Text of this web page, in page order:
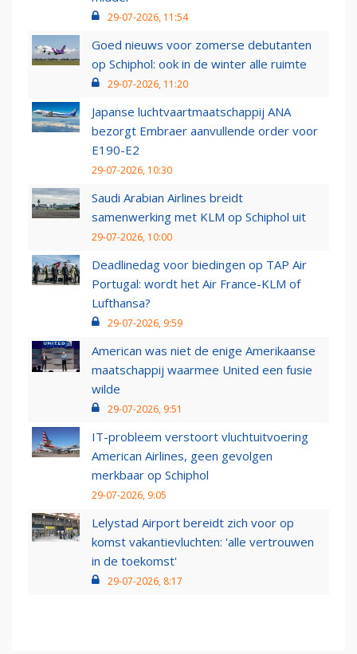
29-07-2026, 11:54
Goed nieuws voor zomerse debutanten
op Schiphol: ook in de winter alle ruimte
29-07-2026, 11:20
Japanse luchtvaartmaatschappij ANA
bezorgt Embraer aanvullende order voor
E190-E2
29-07-2026, 10:30
Saudi Arabian Airlines breidt
samenwerking met KLM op Schiphol uit
29-07-2026, 10:00
Deadlinedag voor biedingen op TAP Air
Portugal: wordt het Air France-KLM of
Lufthansa?
29-07-2026, 9:59
American was niet de enige Amerikaanse
maatschappij waarmee United een fusie
wilde
29-07-2026, 9:51
IT-probleem verstoort vluchtuitvoering
American Airlines, geen gevolgen
merkbaar op Schiphol
29-07-2026, 9:05
Lelystad Airport bereidt zich voor op
komst vakantievluchten: 'alle vertrouwen
in de toekomst'
29-07-2026, 8:17